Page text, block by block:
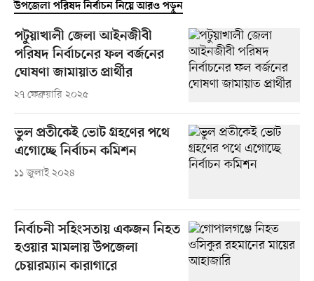
উপজেলা পরিষদ নির্বাচন নিয়ে আরও পড়ুন
পটুয়াখালী জেলা আইনজীবী
পরিষদ নির্বাচনের ফল বর্জনের
ঘোষণা জামায়াত প্রার্থীর
২৭ ফেব্রুয়ারি ২০২৫
ভুল প্রতীকেই ভোট গ্রহণের পথে
এগোচ্ছে নির্বাচন কমিশন
১১ জুলাই ২০২৪
নির্বাচনী সহিংসতায় একজন নিহত
হওয়ার মামলায় উপজেলা
চেয়ারম্যান কারাগারে